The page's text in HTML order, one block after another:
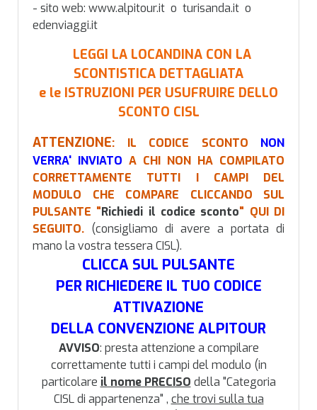
- sito web: www.alpitour.it o turisanda.it o
edenviaggi.it
LEGGI LA LOCANDINA CON LA
SCONTISTICA DETTAGLIATA
e le ISTRUZIONI PER USUFRUIRE DELLO
SCONTO CISL
ATTENZIONE: IL CODICE SCONTO NON
VERRA' INVIATO A CHI NON HA COMPILATO
CORRETTAMENTE TUTTI I CAMPI DEL
MODULO CHE COMPARE CLICCANDO SUL
PULSANTE "Richiedi il codice sconto" QUI DI
SEGUITO. (consigliamo di avere a portata di
mano la vostra tessera CISL).
CLICCA SUL PULSANTE
PER RICHIEDERE IL TUO CODICE
ATTIVAZIONE
DELLA CONVENZIONE ALPITOUR
AVVISO: presta attenzione a compilare
correttamente tutti i campi del modulo (in
particolare il nome PRECISO della "Categoria
CISL di appartenenza" , che trovi sulla tua